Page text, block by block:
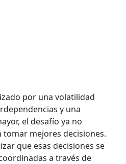
por una volatilidad
y una
el desafío ya no
mejores decisiones.
que esas decisiones se
a través de